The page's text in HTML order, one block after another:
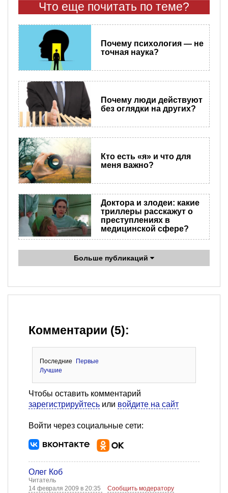
Что еще почитать по теме?
Почему психология — не
точная наука?
Почему люди действуют
без оглядки на других?
Кто есть «я» и что для
меня важно?
Доктора и злодеи: какие
триллеры расскажут о
преступлениях в
медицинской сфере?
Больше публикаций
Комментарии (5):
Последние
Первые
Лучшие
Чтобы оставить комментарий
зарегистрируйтесь или войдите на сайт
Войти через социальные сети:
Олег Коб
Читатель
14 февраля 2009 в 20:35
Сообщить модератору